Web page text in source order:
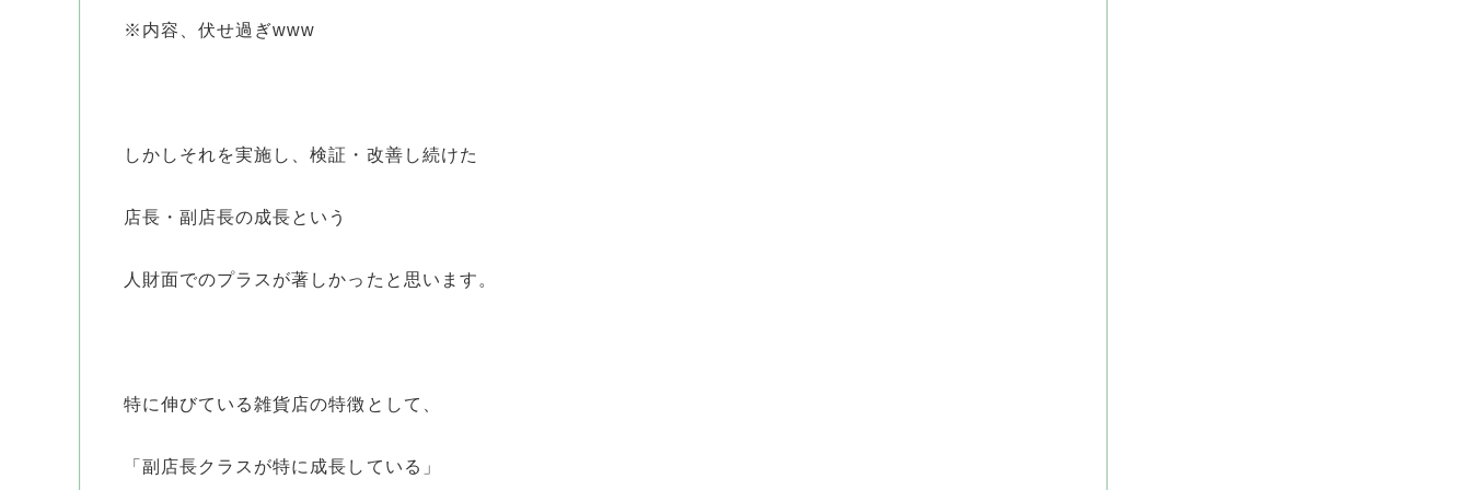
※内容、伏せ過ぎwww
しかしそれを実施し、検証・改善し続けた
店長・副店長の成長という
人財面でのプラスが著しかったと思います。
特に伸びている雑貨店の特徴として、
「副店長クラスが特に成長している」